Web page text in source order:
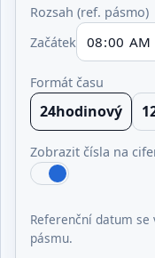
Rozsah (ref. pásmo)
Začátek
Formát času
24hodinový
Zobrazit čísla na
Referenční datum
pásmu.